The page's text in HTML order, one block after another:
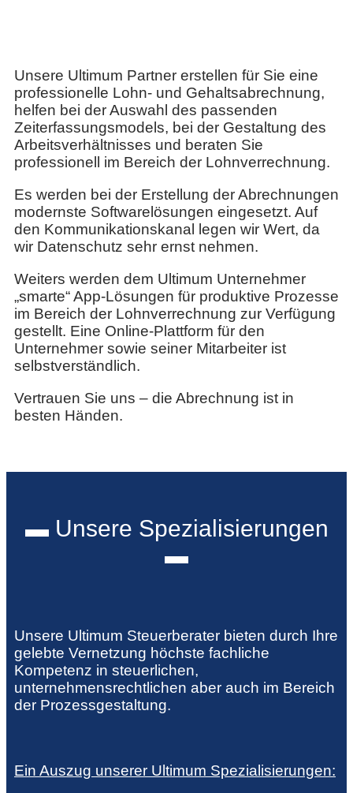
Unsere Ultimum Partner erstellen für Sie eine
professionelle Lohn- und Gehaltsabrechnung,
helfen bei der Auswahl des passenden
Zeiterfassungsmodels, bei der Gestaltung des
Arbeitsverhältnisses und beraten Sie
professionell im Bereich der Lohnverrechnung.
Es werden bei der Erstellung der Abrechnungen
modernste Softwarelösungen eingesetzt. Auf
den Kommunikationskanal legen wir Wert, da
wir Datenschutz sehr ernst nehmen.
Weiters werden dem Ultimum Unternehmer
„smarte“ App-Lösungen für produktive Prozesse
im Bereich der Lohnverrechnung zur Verfügung
gestellt. Eine Online-Plattform für den
Unternehmer sowie seiner Mitarbeiter ist
selbstverständlich.
Vertrauen Sie uns – die Abrechnung ist in
besten Händen.
▬ Unsere Spezialisierungen
▬
Unsere Ultimum Steuerberater bieten durch Ihre
gelebte Vernetzung höchste fachliche
Kompetenz in steuerlichen,
unternehmensrechtlichen aber auch im Bereich
der Prozessgestaltung.
Ein Auszug unserer Ultimum Spezialisierungen: